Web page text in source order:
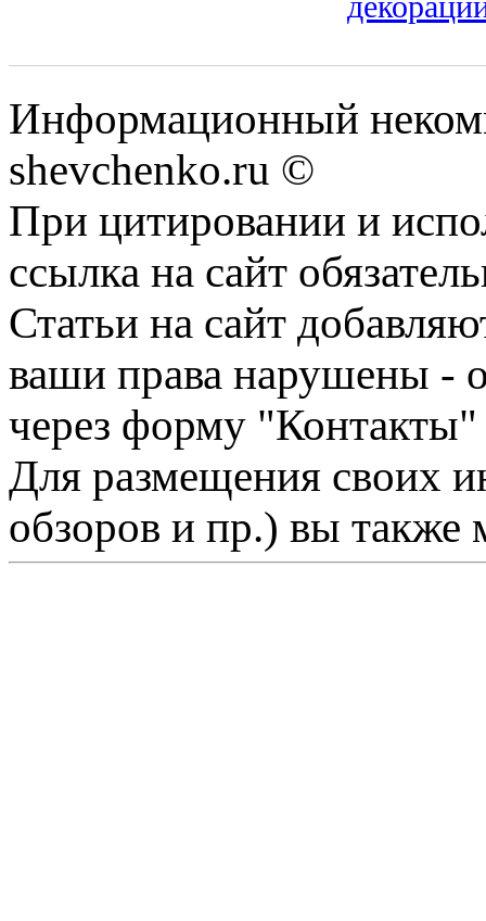
Информационный
shevchenko.ru ©
При цитировании и
ссылка на сайт
Статьи на сайт
ваши права нарушены -
через форму "Контакты"
Для размещения своих
обзоров и пр.) вы также